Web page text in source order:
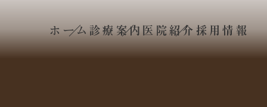
ホーム 診療案内 医院紹介 採用情報